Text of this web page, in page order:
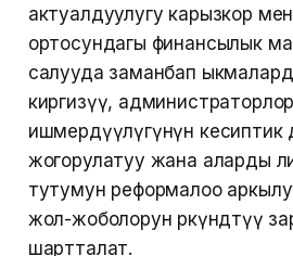
актуалдуулугу карызкор
ортосундагы финансылык
салууда заманбап
киргизүү,
ишмердүүлүгүнүн кесиптик
жогорулатуу жана аларды
тутумун реформалоо
жол-жоболорун өркүндөтүү
шартталат.